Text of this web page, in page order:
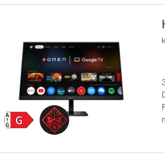
Každý hráč počítačových hier zaručene
alebo rozmazených záberov.
Zakrivené monitory HP
Vždy ideálny obraz pri práci
Vďaka zakriveniu je každý bod rovnako
grafikov, ale aj bežných používateľov.